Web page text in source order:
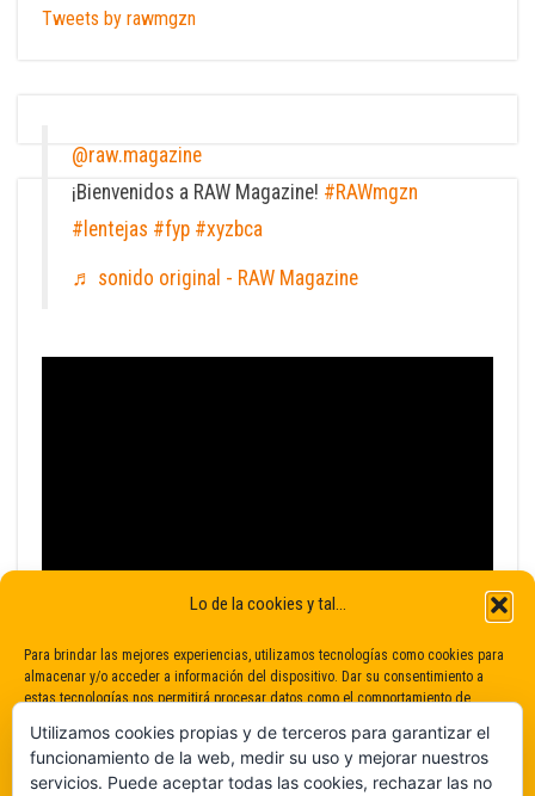
Lo de la cookies y tal...
Para brindar las mejores experiencias, utilizamos tecnologías como cookies para
almacenar y/o acceder a información del dispositivo. Dar su consentimiento a
estas tecnologías nos permitirá procesar datos como el comportamiento de
consentimiento puede afectar negativamente a determinadas características y
funciones.
Tweets by rawmgzn
@raw.magazine
¡Bienvenidos a RAW Magazine! #RAWmgzn
#lentejas #fyp #xyzbca
♬ sonido original - RAW Magazine
Utilizamos cookies propias y de terceros para garantizar el
funcionamiento de la web, medir su uso y mejorar nuestros
servicios. Puede aceptar todas las cookies, rechazar las no